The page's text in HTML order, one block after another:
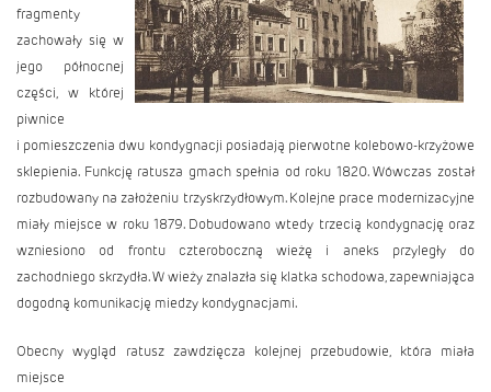
fragmenty
zachowały się w
jego północnej
części, w której
piwnice
i pomieszczenia dwu kondygnacji posiadają pierwotne kolebowo-krzyżowe
sklepienia. Funkcję ratusza gmach spełnia od roku 1820. Wówczas został
rozbudowany na założeniu trzyskrzydłowym. Kolejne prace modernizacyjne
miały miejsce w roku 1879. Dobudowano wtedy trzecią kondygnację oraz
wzniesiono od frontu czteroboczną wieżę i aneks przyległy do
zachodniego skrzydła. W wieży znalazła się klatka schodowa, zapewniająca
dogodną komunikację miedzy kondygnacjami.
Obecny wygląd ratusz zawdzięcza kolejnej przebudowie, która miała
miejsce